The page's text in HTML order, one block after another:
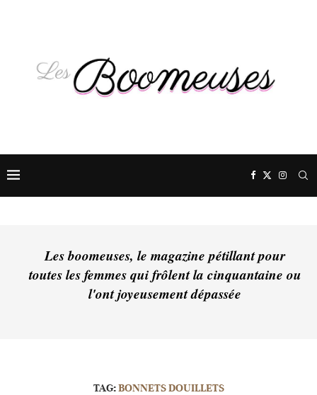
Les boomeuses, le magazine pétillant pour
toutes les femmes qui frôlent la cinquantaine ou
l'ont joyeusement dépassée
TAG:BONNETS DOUILLETS